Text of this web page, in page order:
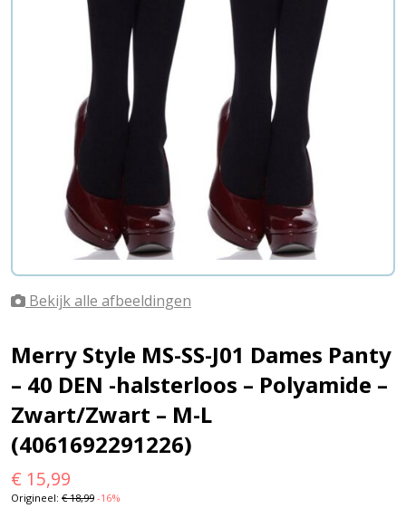
Bekijk alle afbeeldingen
Merry Style MS-SS-J01 Dames Panty
– 40 DEN -halsterloos – Polyamide –
Zwart/Zwart – M-L
(4061692291226)
€ 15,99
Origineel: €18,99 -16%